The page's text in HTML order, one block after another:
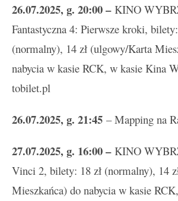
26.07.2025, g. 20:00 –KINO
Fantastyczna 4: Pierwsze kroki,
(normalny), 14 zł (ulgowy/Karta
nabycia w kasie RCK, w kasie Kina
tobilet.pl
26.07.2025, g. 21:45 – Mapping na
27.07.2025, g. 16:00 –KINO
Vinci 2, bilety: 18 zł (normalny), 14
Mieszkańca) do nabycia w kasie